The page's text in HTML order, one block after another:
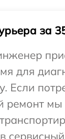
за
для
Если
ремонт мы